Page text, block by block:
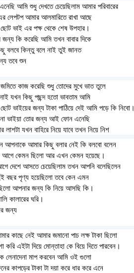
আমি শুধু দেখতে চেয়েছিলাম আমার পরিবারের
লেপটপ আমার আলমারিতে রাখা আছে
ভাই এর পক্ষ থেকে শেষ উপহার।
কি করেছি আমি তখন বাবার দিকে
বলবে কিন্তু বলে নাই তুই জানত
তবে শুন
কাজ করেছি শুধু তোদের মুখে ভাত তুলে
যখন কিছু পছন্দ হতো ভাবতাম আমি
ভাইয়ের জন্য টাকা পাঠিয়ে দেই আমি পড়ে কি নিবো।
ভাইয়া তোর জন্য আই ফোন এনেছি
যখন বাহিরে নিয়ে যাবে তখন নিয়ে নিশ
আপনাকে আমার কিছু বলার নেই কি বলবো বলেন
আগে কেমন ছিলো আর এখন কেমন হয়েছে।
দেশে আসতে চেয়েছিলাম তখন আপনি বলেছিলেন
পৃণ্য হয়েছিলো তবে কেন এমন
আপনার জন্য কি নিয়ে আসছি কি।
কালারের ঘরি।
জন্য
কাছে নেই আমার জমানো পাচ লক্ষ টাকা ছিলো
এইটা দিয়ে মোন্তাহা কে বিয়ে দিতে পারবেন।
মাপ করবেন আমি ওই গুলো
কাপড়ের টাকা টা দয়া করে ধার করে এনে